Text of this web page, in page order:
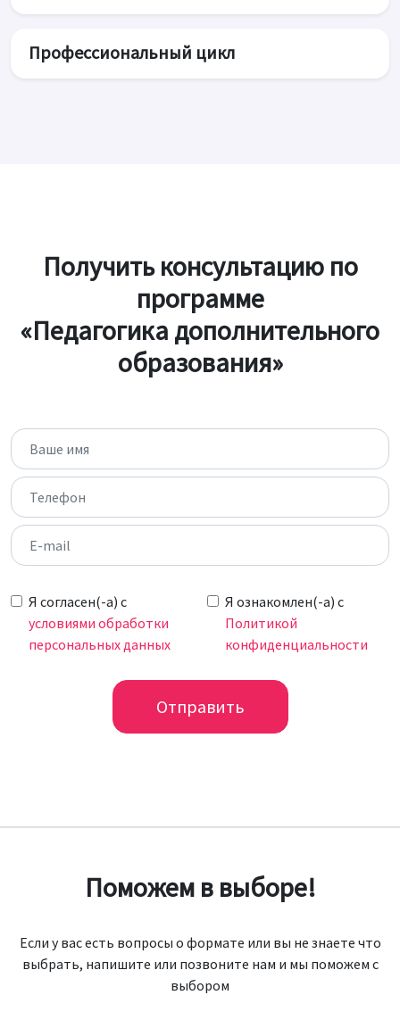
Профессиональный цикл
Получить консультацию по
программе
«Педагогика дополнительного
образования»
Я согласен(-а) c
условиями обработки
персональных данных
Я ознакомлен(-а) с
Политикой
конфиденциальности
Отправить
Поможем в выборе!
Если у вас есть вопросы о формате или вы не знаете что
выбрать, напишите или позвоните нам и мы поможем с
выбором